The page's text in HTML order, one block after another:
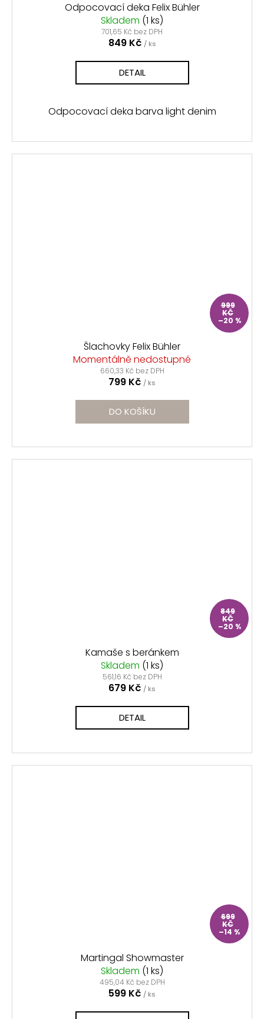
Odpocovací deka Felix Bühler
Skladem (1 ks)
701,65 Kč bez DPH
849 Kč / ks
DETAIL
Odpocovací deka barva light denim
999
KČ
–20 %
Šlachovky Felix Bühler
Momentálně nedostupné
660,33 Kč bez DPH
799 Kč / ks
DO KOŠÍKU
849
KČ
–20 %
Kamaše s beránkem
Skladem (1 ks)
561,16 Kč bez DPH
679 Kč / ks
DETAIL
699
KČ
–14 %
Martingal Showmaster
Skladem (1 ks)
495,04 Kč bez DPH
599 Kč / ks